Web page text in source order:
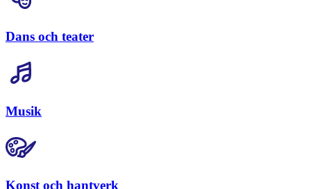
Dans och teater
Musik
Konst och hantverk